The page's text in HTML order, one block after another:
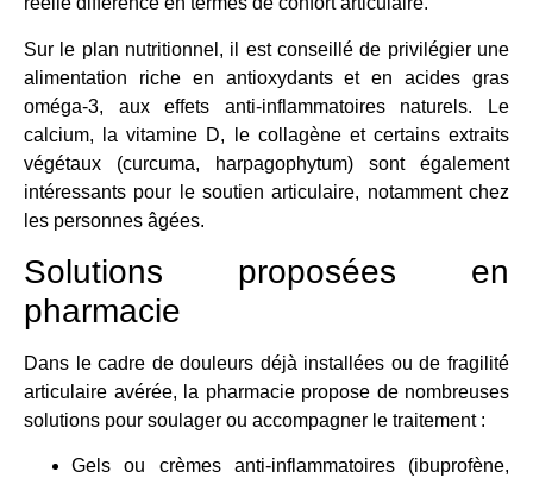
Sur le plan nutritionnel, il est conseillé de privilégier une
alimentation riche en antioxydants et en acides gras
oméga-3, aux effets anti-inflammatoires naturels. Le
calcium, la vitamine D, le collagène et certains extraits
végétaux (curcuma, harpagophytum) sont également
intéressants pour le soutien articulaire, notamment chez
les personnes âgées.
Solutions proposées en
pharmacie
Dans le cadre de douleurs déjà installées ou de fragilité
articulaire avérée, la pharmacie propose de nombreuses
solutions pour soulager ou accompagner le traitement :
Gels ou crèmes anti-inflammatoires (ibuprofène,